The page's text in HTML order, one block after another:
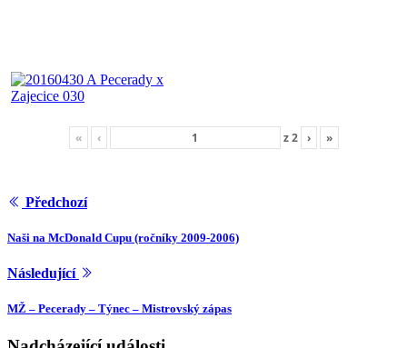
« ‹ z2 › »
Předchozí
Naši na McDonald Cupu (ročníky 2009-2006)
Následující
MŽ – Pecerady – Týnec – Mistrovský zápas